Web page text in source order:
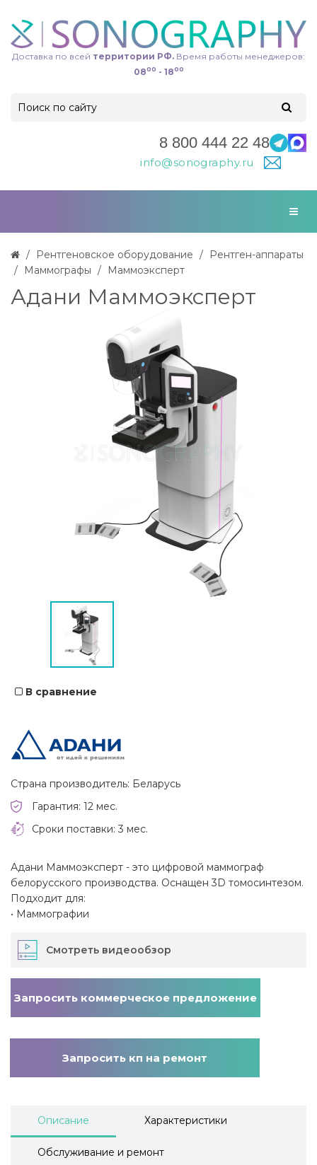
Доставка по всей территории РФ. Время работы менеджеров:
0800 - 1800
8 800 444 22 48
info@sonography.ru
Рентгеновское оборудование
Рентген-аппараты
Маммографы
Маммоэксперт
Адани Маммоэксперт
В сравнение
Страна производитель: Беларусь
Гарантия: 12 мес.
Сроки поставки: 3 мес.
Адани Маммоэксперт - это цифровой маммограф
белорусского производства. Оснащен 3D томосинтезом.
Подходит для:
• Маммографии
Смотреть видеообзор
Запросить коммерческое предложение
Запросить кп на ремонт
Описание Характеристики
Обслуживание и ремонт